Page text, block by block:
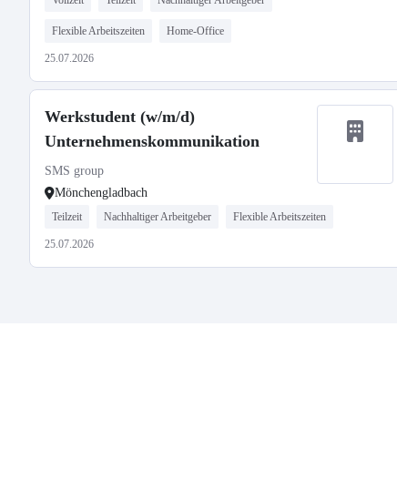
Flexible Arbeitszeiten Home-Office
25.07.2026
Werkstudent (w/m/d)
Unternehmenskommunikation
SMS group
Mönchengladbach
Teilzeit Nachhaltiger Arbeitgeber Flexible Arbeitszeiten
25.07.2026